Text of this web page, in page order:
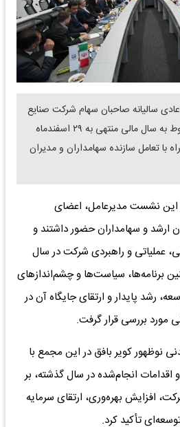
سالیانه صاحبان سهام شرکت صنایع
معدنی نوظهور کویر بافق مربوط به سال مالی منتهی به ۲۹ اسفندماه
با تعامل سازنده سهامداران و مدیران
نشست مدیرعامل، اعضای
ارشد و سهامداران حضور داشتند و
عملیاتی و راهبردی شرکت در سال
برنامه‌ها، سیاست‌ها و چشم‌اندازهای
رشد پایدار و ارتقای جایگاه آن در
بررسی قرار گرفت.
نوظهور کویر بافق در این مجمع با
اقدامات انجام‌شده در سال گذشته، بر
افزایش بهره‌وری، ارتقای سرمایه
تأکید کرد.